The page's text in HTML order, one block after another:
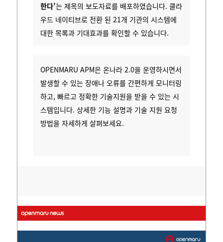
한다’는 제목의 보도자료를 배포하였습니다. 클라
우드 네이티브로 전환 된 21개 기관의 시스템에
대한 목록과 기대효과를 확인할 수 있습니다.
OPENMARU APM은 온나라 2.0을 운영하시면서
발생할 수 있는 장애나 오류를 간편하게 모니터링
하고, 빠르고 정확한 기술지원을 받을 수 있는 시
스템입니다.상세한 기능 설명과 기술 지원 요청
방법을 자세하게 살펴보세요.